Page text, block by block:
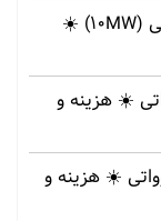
طرح توجیهی نیروگاه خورشیدی 10 مگاواتی (10MW) ☀️
خورشیدی 100 مگاواتی ☀️ هزینه‌ و
خورشیدی 500 کیلوواتی ☀️ هزینه‌ و